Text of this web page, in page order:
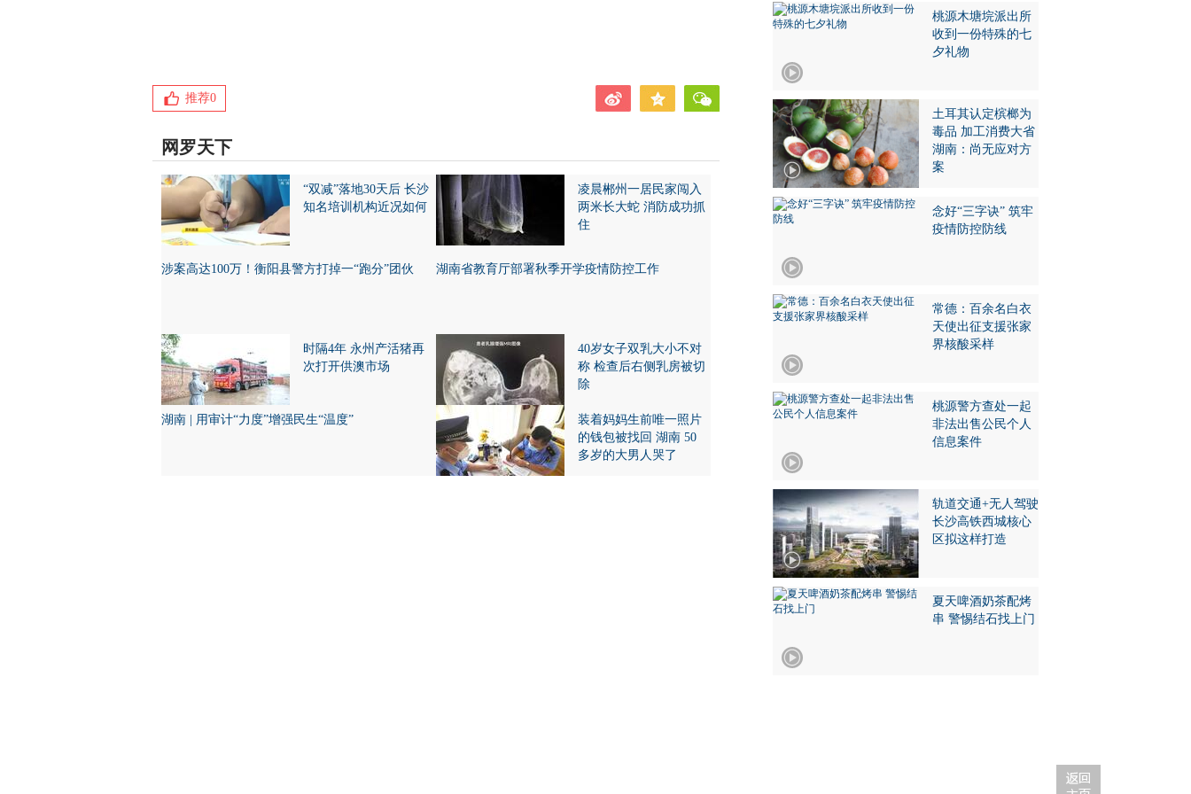
推荐0
网罗天下
“双减”落地30天后 长沙
知名培训机构近况如何
凌晨郴州一居民家闯入
两米长大蛇 消防成功抓
住
涉案高达100万！衡阳县警方打掉一“跑分”团伙 湖南省教育厅部署秋季开学疫情防控工作
时隔4年 永州产活猪再
次打开供澳市场
40岁女子双乳大小不对
称 检查后右侧乳房被切
除
湖南 | 用审计“力度”增强民生“温度”
装着妈妈生前唯一照片
的钱包被找回 湖南 50
多岁的大男人哭了
桃源木塘垸派出所
收到一份特殊的七
夕礼物
土耳其认定槟榔为
毒品 加工消费大省
湖南：尚无应对方
案
念好“三字诀” 筑牢
疫情防控防线
常德：百余名白衣
天使出征支援张家
界核酸采样
桃源警方查处一起
非法出售公民个人
信息案件
轨道交通+无人驾驶
长沙高铁西城核心
区拟这样打造
夏天啤酒奶茶配烤
串 警惕结石找上门